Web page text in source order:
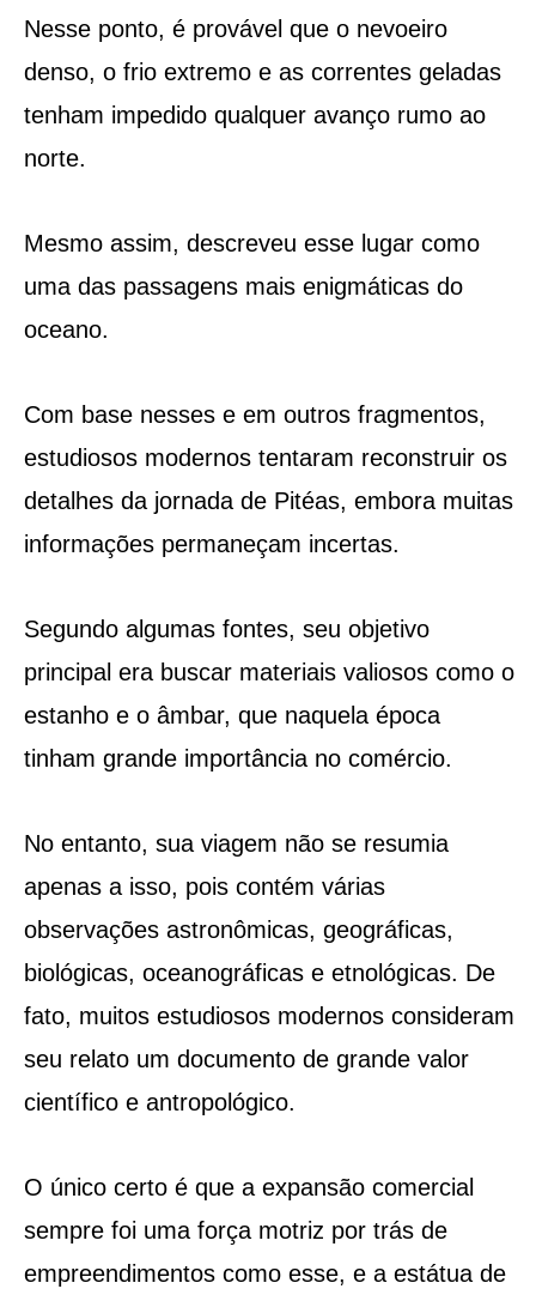
Nesse ponto, é provável que o nevoeiro
denso, o frio extremo e as correntes geladas
tenham impedido qualquer avanço rumo ao
norte.
Mesmo assim, descreveu esse lugar como
uma das passagens mais enigmáticas do
oceano.
Com base nesses e em outros fragmentos,
estudiosos modernos tentaram reconstruir os
detalhes da jornada de Pitéas, embora muitas
informações permaneçam incertas.
Segundo algumas fontes, seu objetivo
principal era buscar materiais valiosos como o
estanho e o âmbar, que naquela época
tinham grande importância no comércio.
No entanto, sua viagem não se resumia
apenas a isso, pois contém várias
observações astronômicas, geográficas,
biológicas, oceanográficas e etnológicas. De
fato, muitos estudiosos modernos consideram
seu relato um documento de grande valor
científico e antropológico.
O único certo é que a expansão comercial
sempre foi uma força motriz por trás de
empreendimentos como esse, e a estátua de